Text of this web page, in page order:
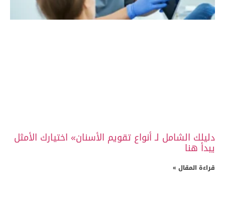
دليلك الشامل لـ أنواع تقويم الأسنان» اختيارك الأمثل
يبدأ هنا
قراءة المقال »